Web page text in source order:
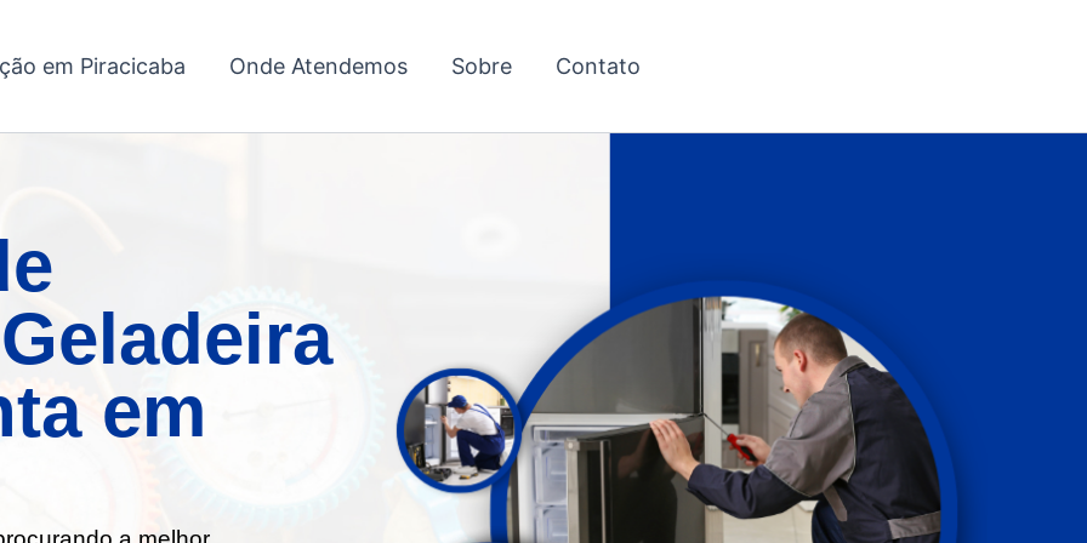
em Piracicaba Onde Atendemos Sobre Contato
em